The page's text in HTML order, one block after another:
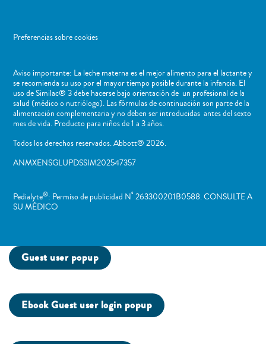
Preferencias sobre cookies
Aviso importante: La leche materna es el mejor alimento para el lactante y
se recomienda su uso por el mayor tiempo posible durante la infancia. El
uso de Similac® 3 debe hacerse bajo orientación de un profesional de la
salud (médico o nutriólogo). Las fórmulas de continuación son parte de la
alimentación complementaria y no deben ser introducidas antes del sexto
mes de vida. Producto para niños de 1 a 3 años.
Todos los derechos reservados. Abbott® 2026.
ANMXENSGLUPDSSIM202547357
Pedialyte®: Permiso de publicidad Nº 263300201B0588. CONSULTE A
SU MÉDICO
Guest user popup
Ebook Guest user login popup